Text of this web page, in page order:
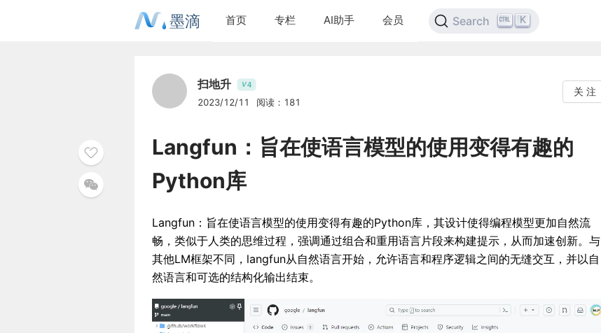
墨滴 首页 专栏 AI助手 会员 Search K
扫地升 V4
2023/12/11 阅读：181
关 注
Langfun：旨在使语言模型的使用变得有趣的
Python库
Langfun：旨在使语言模型的使用变得有趣的Python库，其设计使得编程模型更加自然流
畅，类似于人类的思维过程，强调通过组合和重用语言片段来构建提示，从而加速创新。与
其他LM框架不同，langfun从自然语言开始，允许语言和程序逻辑之间的无缝交互，并以自
然语言和可选的结构化输出结束。